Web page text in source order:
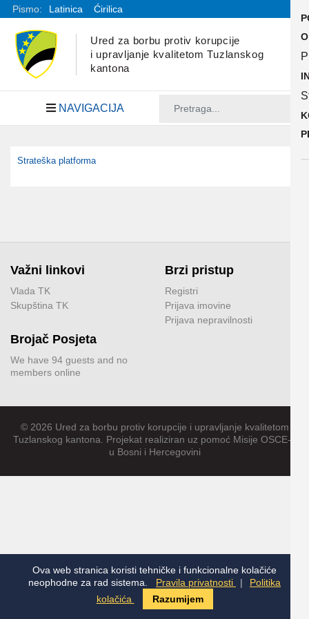
Pismo: Latinica Ćirilica
Ured za borbu protiv korupcije
i upravljanje kvalitetom Tuzlanskog
kantona
NAVIGACIJA
Strateška platforma
Važni linkovi
Vlada TK
Skupština TK
Brojač Posjeta
We have 94 guests and no
members online
Brzi pristup
Registri
Prijava imovine
Prijava nepravilnosti
Ova web stranica koristi tehničke i funkcionalne kolačiće
neophodne za rad sistema.
Pravila privatnosti |
Politika
kolačića
Razumijem
© 2026 Ured za borbu protiv korupcije i upravljanje kvalitetom
Tuzlanskog kantona. Projekat realiziran uz pomoć Misije OSCE-a
u Bosni i Hercegovini